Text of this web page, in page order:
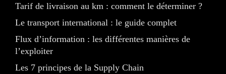
Tarif de livraison au km : comment le déterminer ?
Le transport international : le guide complet
Flux d’information : les différentes manières de
l’exploiter
Les 7 principes de la Supply Chain